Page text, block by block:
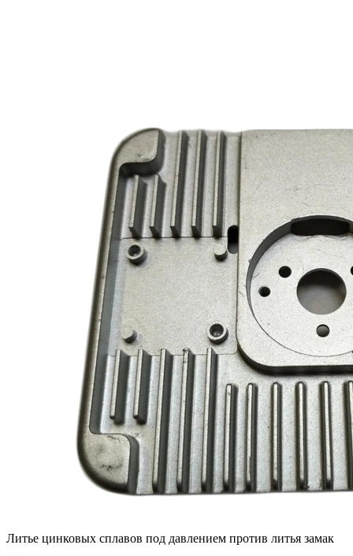
Литье цинковых сплавов под давлением против литья замак